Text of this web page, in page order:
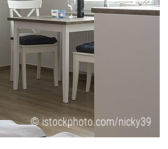
© istockphoto.com/nicky39